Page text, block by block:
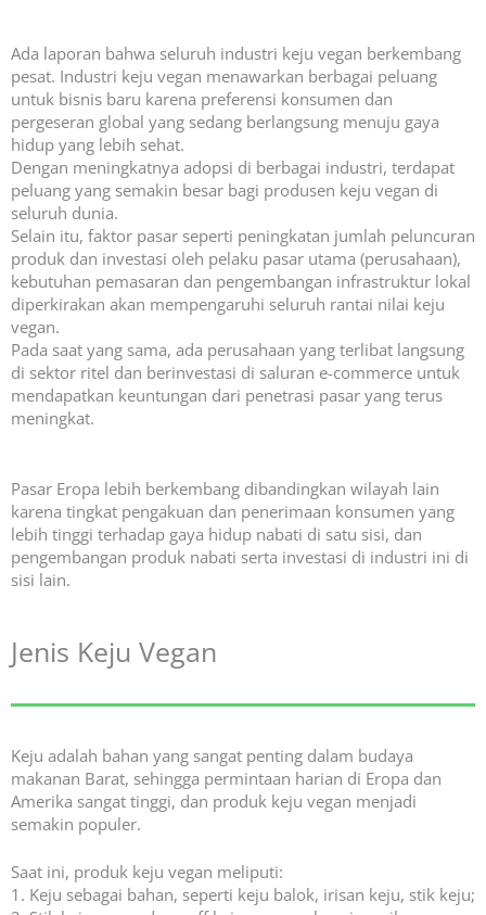
Ada laporan bahwa seluruh industri keju vegan berkembang
pesat. Industri keju vegan menawarkan berbagai peluang
untuk bisnis baru karena preferensi konsumen dan
pergeseran global yang sedang berlangsung menuju gaya
hidup yang lebih sehat.
Dengan meningkatnya adopsi di berbagai industri, terdapat
peluang yang semakin besar bagi produsen keju vegan di
seluruh dunia.
Selain itu, faktor pasar seperti peningkatan jumlah peluncuran
produk dan investasi oleh pelaku pasar utama (perusahaan),
kebutuhan pemasaran dan pengembangan infrastruktur lokal
diperkirakan akan mempengaruhi seluruh rantai nilai keju
vegan.
Pada saat yang sama, ada perusahaan yang terlibat langsung
di sektor ritel dan berinvestasi di saluran e-commerce untuk
mendapatkan keuntungan dari penetrasi pasar yang terus
meningkat.
Pasar Eropa lebih berkembang dibandingkan wilayah lain
karena tingkat pengakuan dan penerimaan konsumen yang
lebih tinggi terhadap gaya hidup nabati di satu sisi, dan
pengembangan produk nabati serta investasi di industri ini di
sisi lain.
Jenis Keju Vegan
Keju adalah bahan yang sangat penting dalam budaya
makanan Barat, sehingga permintaan harian di Eropa dan
Amerika sangat tinggi, dan produk keju vegan menjadi
semakin populer.
Saat ini, produk keju vegan meliputi:
1. Keju sebagai bahan, seperti keju balok, irisan keju, stik keju;